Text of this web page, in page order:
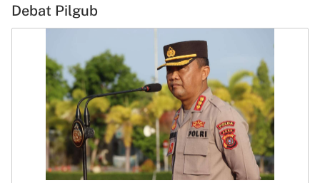
Debat Pilgub